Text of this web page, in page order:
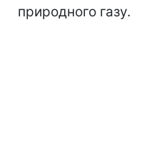
природного газу.